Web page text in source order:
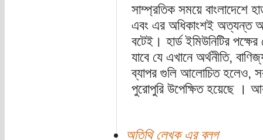
সাম্প্রতিক সময়ে বাংলাদেশে
এবং এর অধিকাংশই অত্যন্ত
বটেই। হার্ড ইমিউনিটির
যাবে যে এখানে অর্থনীতি,
ব্যাপর গুলি আলোচিত হলেও,
পুরোপুরি উপেক্ষিত হয়েছে ।
অতিথি লেখক এর ব্লগ